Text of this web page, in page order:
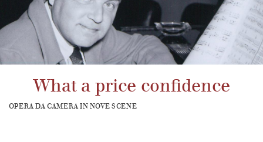
g
a
i
o
What a price confidence
OPERA DA CAMERA IN NOVE SCENE